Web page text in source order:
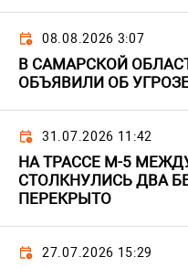
08.08.2026 3:07
В САМАРСКОЙ
ОБЪЯВИЛИ ОБ
31.07.2026 11:42
НА ТРАССЕ М-5
СТОЛКНУЛИСЬ ДВА
ПЕРЕКРЫТО
27.07.2026 15:29